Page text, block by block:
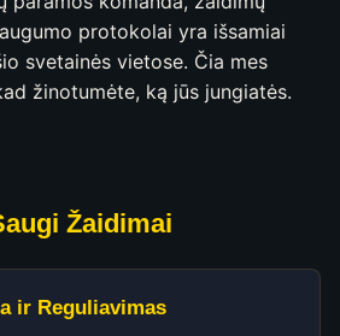
protokolai yra išsamiai
svetainės vietose. Čia mes
žinotumėte, ką jūs jungiatės.
Žaidimai
ir Reguliavimas